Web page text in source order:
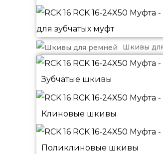
для зубчатых муфт
Шкивы
Зубчатые шкивы
Клиновые шкивы
Поликлиновые шкивы